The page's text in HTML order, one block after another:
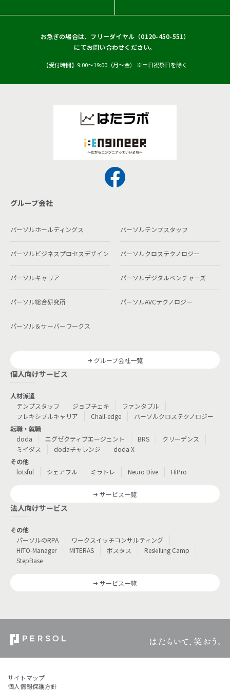
セキュリティインテグレーションサービス
お急ぎの場合は、フリーダイヤル（0120-450-551）
にてお問い合わせください。
【受付時間】9:00〜19:00（月〜金） ※土日祝祭日を除く
グループ会社
パーソルホールディングス パーソルテンプスタッフ
パーソルビジネスプロセスデザイン パーソルクロステクノロジー
パーソルキャリア パーソルデジタルベンチャーズ
パーソル総合研究所 パーソルAVCテクノロジー
パーソル＆サーバーワークス
グループ会社一覧
個人向けサービス
人材派遣
テンプスタッフ
ジョブチェキ
ファンタブル
フレキシブルキャリア
Chall-edge
パーソルクロステクノロジー
転職・就職
doda
エグゼクティブエージェント BRS
クリーデンス
ミイダス
dodaチャレンジ
doda X
その他
lotsful
シェアフル ミラトレ Neuro Dive HiPro
サービス一覧
法人向けサービス
その他
パーソルのRPA
ワークスイッチコンサルティング
HITO-Manager
MITERAS ポスタス
Reskilling Camp
StepBase
サービス一覧
サイトマップ
個人情報保護方針